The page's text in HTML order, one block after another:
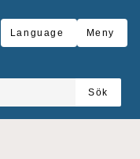
Language Meny
Sök